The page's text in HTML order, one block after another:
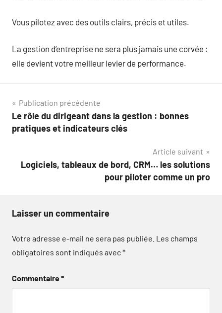
Vous pilotez avec des outils clairs, précis et utiles.
La gestion d’entreprise ne sera plus jamais une corvée :
elle devient votre meilleur levier de performance.
Navigation
de
Publication précédente
Le rôle du dirigeant dans la gestion : bonnes
pratiques et indicateurs clés
Article suivant
Logiciels, tableaux de bord, CRM… les solutions
pour piloter comme un pro
Laisser un commentaire
Votre adresse e-mail ne sera pas publiée. Les champs
obligatoires sont indiqués avec*
Commentaire*